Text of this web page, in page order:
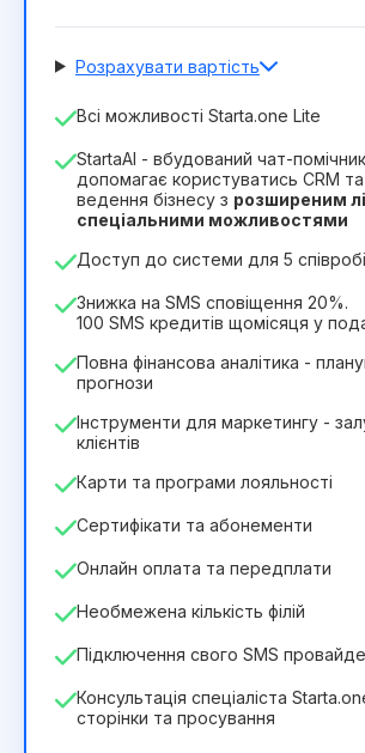
Розрахувати вартість
Кількість співробітників
Тривалість ліцензії
12 Months (знижка -25%) Вигідний
349₴ 244₴ /місяць
Всі можливості Starta.one Lite
StartaAI - вбудований чат-
допомагає користуватись CRM
ведення бізнесу з розширеним
спеціальними можливостями
Доступ до системи для 5
Знижка на SMS сповіщення 20%.
100 SMS кредитів щомісяця у
Повна фінансова аналітика -
прогнози
Інструменти для маркетингу -
клієнтів
Карти та програми лояльності
Сертифікати та абонементи
Онлайн оплата та передплати
Необмежена кількість філій
Підключення свого SMS
Консультація спеціаліста
сторінки та просування